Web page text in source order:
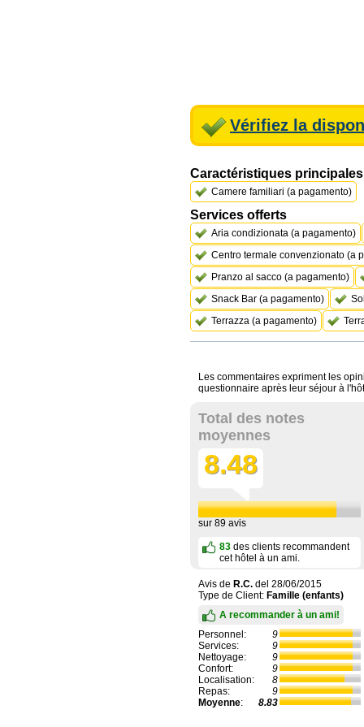
Vérifiez la
Caractéristiques principales
Camere familiari (a pagamento)
Services offerts
Aria condizionata (a pagamento)
Centro termale convenzionato (a
Pranzo al sacco (a pagamento)
Snack Bar (a pagamento)
Terrazza (a pagamento)
Les commentaires expriment les
questionnaire après leur séjour à
Total des notes
moyennes
8.48
sur 89 avis
83 des clients recommandent
cet hôtel à un ami.
Avis de R.C. del 28/06/2015
Type de Client: Famille (enfants)
A recommander à un ami!
Personnel:
9
Services:
9
Nettoyage:
9
Confort:
9
Localisation:
8
Repas:
9
Moyenne: 8.83